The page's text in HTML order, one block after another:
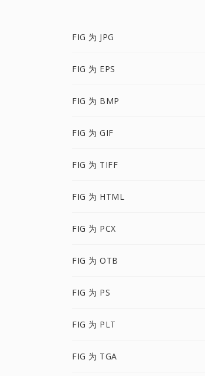
FIG 为 JPG
FIG 为 EPS
FIG 为 BMP
FIG 为 GIF
FIG 为 TIFF
FIG 为 HTML
FIG 为 PCX
FIG 为 OTB
FIG 为 PS
FIG 为 PLT
FIG 为 TGA